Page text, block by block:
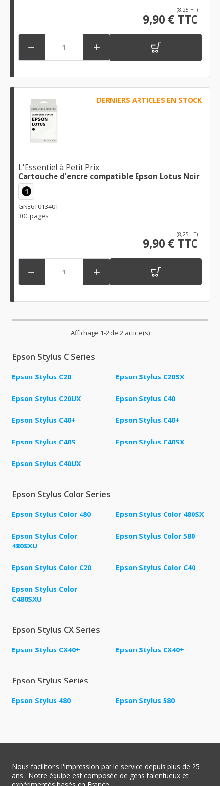
(8,25 HT)
9,90 € TTC
 
DERNIERS ARTICLES EN STOCK
L'Essentiel à Petit Prix
Cartouche d'encre compatible Epson Lotus Noir
1
GNE6T013401
300 pages
(8,25 HT)
9,90 € TTC
 
Affichage 1-2 de 2 article(s)
Epson Stylus C Series
Epson Stylus C20 Epson Stylus C20SX
Epson Stylus C20UX Epson Stylus C40
Epson Stylus C40+ Epson Stylus C40+
Epson Stylus C40S Epson Stylus C40SX
Epson Stylus C40UX
Epson Stylus Color Series
Epson Stylus Color 480 Epson Stylus Color 480SX
Epson Stylus Color
480SXU
Epson Stylus Color 580
Epson Stylus Color C20 Epson Stylus Color C40
Epson Stylus Color
C480SXU
Epson Stylus CX Series
Epson Stylus CX40+ Epson Stylus CX40+
Epson Stylus Series
Epson Stylus 480 Epson Stylus 580
Nous facilitons l'impression par le service depuis plus de 25
ans . Notre équipe est composée de gens talentueux et